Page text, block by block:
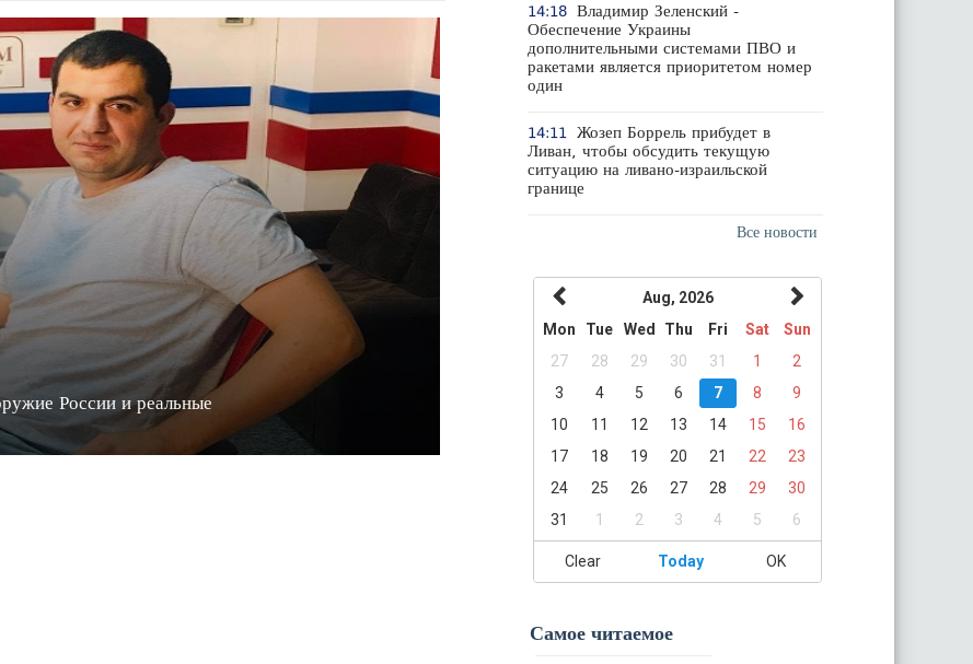
России и реальные
14:18 Владимир Зеленский -
Обеспечение Украины
дополнительными системами ПВО и
ракетами является приоритетом номер
один
14:11
Жозеп Боррель прибудет в
Ливан, чтобы обсудить текущую
ситуацию на ливано-израильской
границе
Все новости
Aug, 2026
Mon
Tue Wed Thu Fri Sat
Sun
27
28 29 30 31 1
2
3
4 5 6 7 8
9
10
11 12 13 14 15
16
17
18 19 20 21 22
23
24
25 26 27 28 29
30
31
1 2 3 4 5 6
Clear Today OK
Самое читаемое